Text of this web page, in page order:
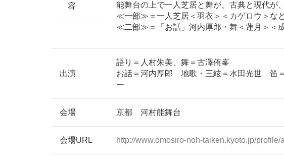
容
能舞台の上で一人芝居と舞が、古典と現代が
≪一部≫＝一人芝居＜羽衣＞＜カゲロウ＞など
≪二部≫＝「お話」河内厚郎・舞＜蓮月＞＜
出演
語り＝人村朱美、舞＝古澤侑峯
お話＝河内厚郎 地歌・三絃＝水田光世 笛
ー
会場 京都 河村能舞台
会場URL http://www.omosiro-noh-taiken.kyoto.jp/profile/